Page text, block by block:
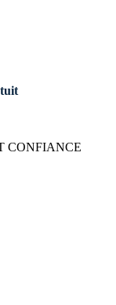
CONFIANCE